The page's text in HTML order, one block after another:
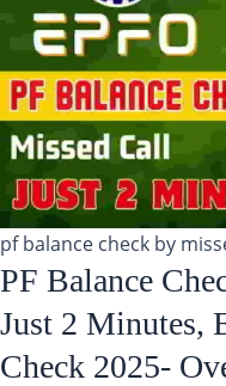
pf balance check by
PF Balance
Just 2 Minutes,
Check 2025-